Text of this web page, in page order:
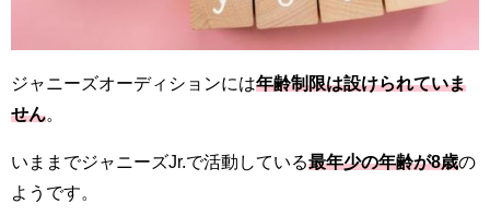
ジャニーズオーディションには年齢制限は設けられていま
せん。
いままでジャニーズJr.で活動している最年少の年齢が8歳の
ようです。